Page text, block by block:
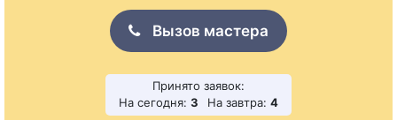
Вызов мастера
Принято заявок:
На сегодня: 3 На завтра: 4